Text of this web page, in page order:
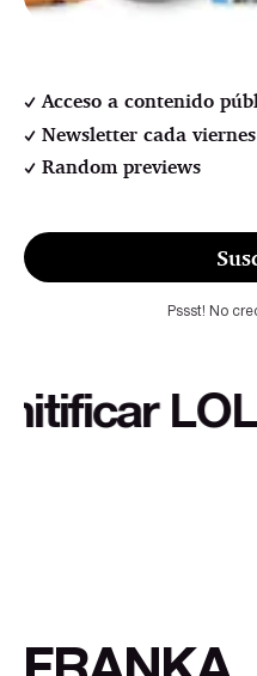
Acceso a contenido
Newsletter cada viernes
Random previews
Pssst! No
LOL